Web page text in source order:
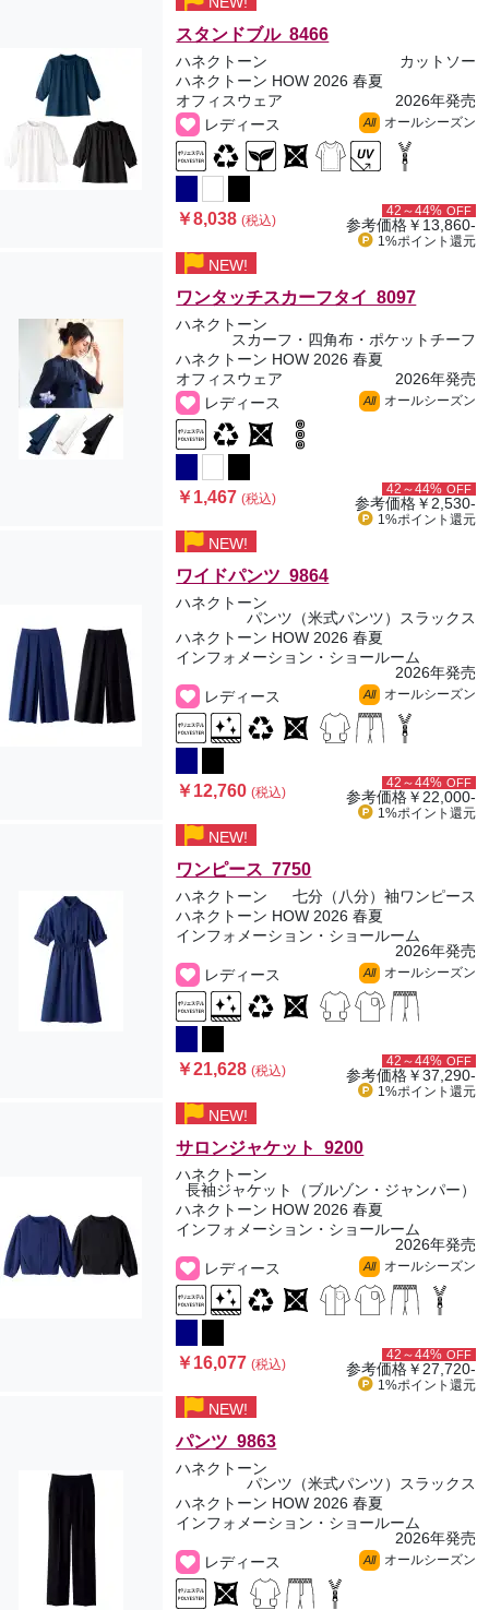
スタンドブル 8466
ハネクトーン
カットソー
ハネクトーン HOW 2026 春夏
オフィスウェア
2026年発売
レディース
All オールシーズン
￥8,038(税込)
42～44% OFF
参考価格￥13,860-
1%ポイント 還元
NEW!
ワンタッチスカーフタイ 8097
ハネクトーン
スカーフ・四角布・ポケットチーフ
ハネクトーン HOW 2026 春夏
オフィスウェア
2026年発売
レディース
All オールシーズン
￥1,467(税込)
42～44% OFF
参考価格￥2,530-
1%ポイント 還元
NEW!
ワイドパンツ 9864
ハネクトーン
パンツ（米式パンツ）スラックス
ハネクトーン HOW 2026 春夏
インフォメーション・ショールーム
2026年発売
レディース
All オールシーズン
￥12,760(税込)
42～44% OFF
参考価格￥22,000-
1%ポイント 還元
NEW!
ワンピース 7750
ハネクトーン
七分（八分）袖ワンピース
ハネクトーン HOW 2026 春夏
インフォメーション・ショールーム
2026年発売
レディース
All オールシーズン
￥21,628(税込)
42～44% OFF
参考価格￥37,290-
1%ポイント 還元
NEW!
サロンジャケット 9200
ハネクトーン
長袖ジャケット（ブルゾン・ジャンパー）
ハネクトーン HOW 2026 春夏
インフォメーション・ショールーム
2026年発売
レディース
All オールシーズン
￥16,077(税込)
42～44% OFF
参考価格￥27,720-
1%ポイント 還元
NEW!
パンツ 9863
ハネクトーン
パンツ（米式パンツ）スラックス
ハネクトーン HOW 2026 春夏
インフォメーション・ショールーム
2026年発売
レディース
All オールシーズン